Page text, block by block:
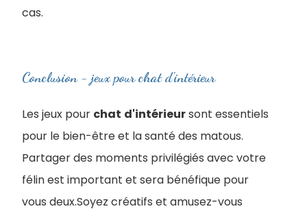
cas.
Conclusion - jeux pour chat d'intérieur
Les jeux pour chat d'intérieursont essentiels
pour le bien-être et la santé des matous.
Partager des moments privilégiés avec votre
félin est important et sera bénéfique pour
vous deux.Soyez créatifs et amusez-vous